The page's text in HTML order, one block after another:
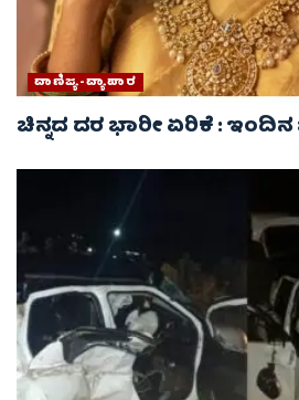
ವಾಣಿಜ್ಯ-ವ್ಯಾಪಾರ
ಚಿನ್ನದ ದರ ಭಾರೀ ಏರಿಕೆ : ಇಂದಿನ